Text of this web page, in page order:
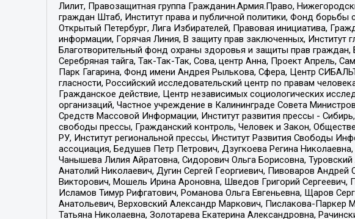
Лилит, Правозащитная группа Гражданин.Армия.Право,
граждан Штаб, Институт права и публичной политики, Фонд
Открытый Петербург, Лига Избирателей, Правовая инициатива,
информации, Горячая Линия, В защиту прав заключенных,
Благотворительный фонд охраны здоровья и защиты прав
Серебряная тайга, Так-Так-Так, Сова, центр Анна, Проект Апрель,
Парк Гагарина, Фонд имени Андрея Рылькова, Сфера, Центр
гласности, Российский исследовательский центр по правам
Гражданское действие, Центр независимых социологических
организаций, Частное учреждение в Калининграде Совета
Средств Массовой Информации, Институт развития прессы -
свободы прессы, Гражданский контроль, Человек и Закон,
РУ, Институт региональной прессы, Институт Развития Свободы
ассоциация, Бедушев Петр Петрович, Дзугкоева Регина
Чанышева Лилия Айратовна, Сидорович Ольга Борисовна,
Анатолий Николаевич, Дугин Сергей Георгиевич, Пивоваров
Викторович, Мошель Ирина Ароновна, Шведов Григорий Сергеевич,
Исламов Тимур Рифгатович, Романова Ольга Евгеньевна, Щаров
Анатольевич, Верховский Александр Маркович, Пислакова-Паркер
Татьяна Николаевна, Золотарева Екатерина Александровна,